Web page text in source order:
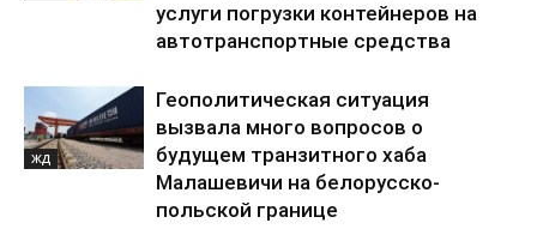
услуги погрузки контейнеров на
автотранспортные средства
ЖД
Геополитическая ситуация
вызвала много вопросов о
будущем транзитного хаба
Малашевичи на белорусско-
польской границе